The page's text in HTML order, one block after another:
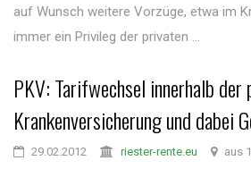
auf Wunsch weitere Vorzüge, etwa im
immer ein Privileg der privaten ...
PKV: Tarifwechsel innerhalb der
Krankenversicherung und dabei
29.02.2012 riester-rente.eu aus